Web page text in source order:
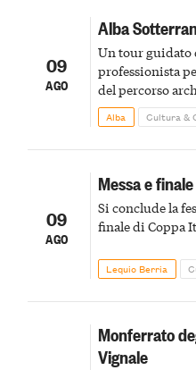
09
AGO
Alba
Un tour guidato
professionista
del percorso
Alba Cultura &
09
AGO
Messa e
Si conclude la
finale di Coppa
Lequio Berria
Monferrato
Vignale